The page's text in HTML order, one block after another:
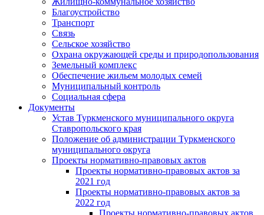
Благоустройство
Транспорт
Связь
Сельское хозяйство
Охрана окружающей среды и природопользования
Земельный комплекс
Обеспечение жильем молодых семей
Муниципальный контроль
Социальная сфера
Документы
Устав Туркменского муниципального округа
Ставропольского края
Положение об администрации Туркменского
муниципального округа
Проекты нормативно-правовых актов
Проекты нормативно-правовых актов за
2021 год
Проекты нормативно-правовых актов за
2022 год
Проекты нормативно-правовых актов